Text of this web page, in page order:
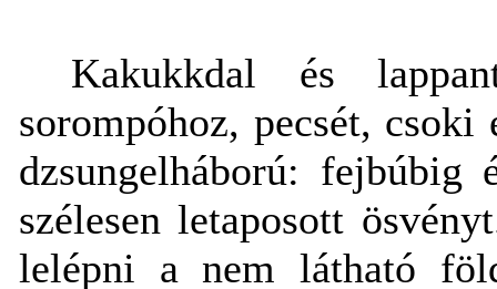
Kakukkdal és
sorompóhoz, pecsét,
dzsungelháború: fejbúbig
szélesen letaposott
lelépni a nem látható